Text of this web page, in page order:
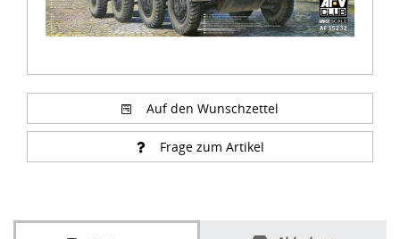
Auf den Wunschzettel
Frage zum Artikel